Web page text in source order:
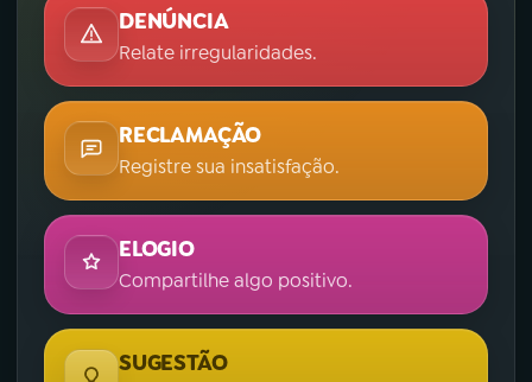
DENÚNCIA
Relate irregularidades.
RECLAMAÇÃO
Registre sua insatisfação.
ELOGIO
Compartilhe algo positivo.
SUGESTÃO